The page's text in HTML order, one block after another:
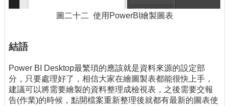
圖二十二 使用PowerBI繪製圖表
結語
Power BI Desktop最繁瑣的應該就是資料來源的設定部
分，只要處理好了，相信大家在繪圖製表都能很快上手，
建議可以將需要繪製的資料整理成檢視表，之後需要交報
告(作業)的時候，點開檔案重新整理後就都有最新的圖表使